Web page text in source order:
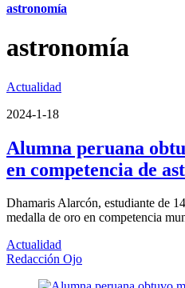
astronomía
astronomía
Actualidad
2024-1-18
Alumna peruana
en competencia de
Dhamaris Alarcón, estudiante de
medalla de oro en competencia
Actualidad
Redacción Ojo